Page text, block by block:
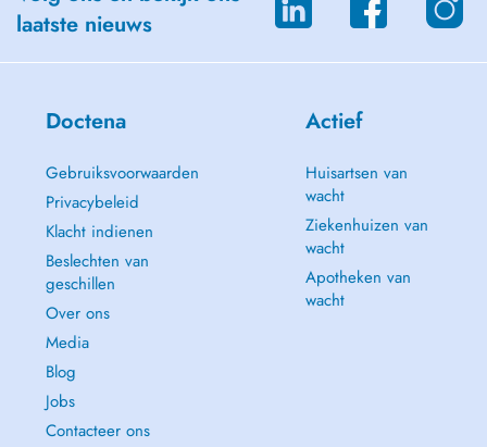
laatste nieuws
Doctena
Gebruiksvoorwaarden
Privacybeleid
Klacht indienen
Beslechten van
geschillen
Over ons
Media
Blog
Jobs
Contacteer ons
Actief
Huisartsen van
wacht
Ziekenhuizen van
wacht
Apotheken van
wacht